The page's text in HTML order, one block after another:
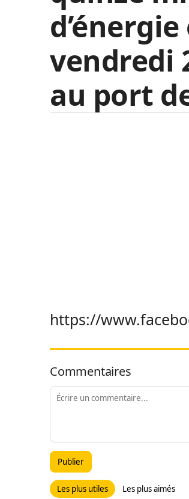
vendredi
au port
https://
Commentaires
Publier
Les plus utiles Les plus aimés